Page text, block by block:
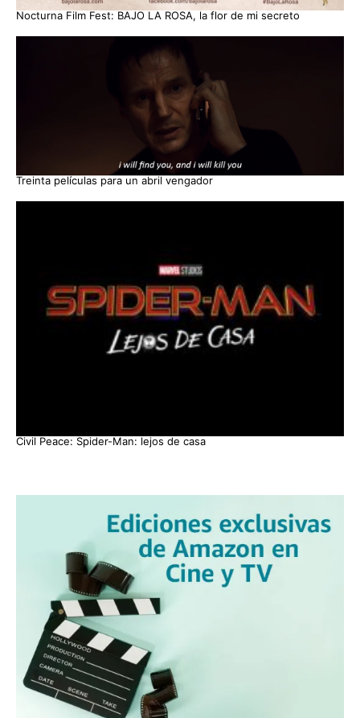
Nocturna Film Fest: BAJO LA ROSA, la flor de mi secreto
Treinta películas para un abril vengador
Civil Peace: Spider-Man: lejos de casa